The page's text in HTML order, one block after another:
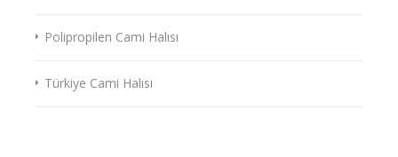
Polipropilen Cami Halısı
Türkiye Cami Halısı